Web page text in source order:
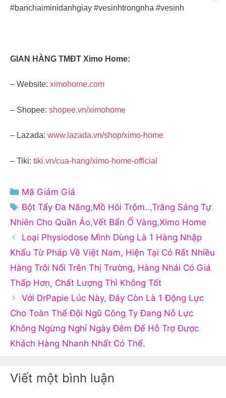
#banchaiminidanhgiay #vesinhtrongnha #vesinh
GIAN HÀNG TMĐT Ximo Home:
– Website: ximohome.com
– Shopee: shopee.vn/ximohome
– Lazada: www.lazada.vn/shop/ximo-home
– Tiki: tiki.vn/cua-hang/ximo-home-official
Danh
mục
Mã Giảm Giá
Thẻ
Bột Tẩy Đa Năng,Mồ Hôi Trộm..,Trắng Sáng Tự
Nhiên Cho Quần Áo,Vết Bẩn Ố Vàng,Ximo Home
Loại Physiodose Mình Dùng Là 1 Hàng Nhập
Khẩu Từ Pháp Về Việt Nam, Hiện Tại Có Rất Nhiều
Hàng Trôi Nổi Trên Thị Trường, Hàng Nhái Có Giá
Thấp Hơn, Chất Lượng Thì Không Tốt
Với DrPapie Lúc Này, Đây Còn Là 1 Động Lực
Cho Toàn Thể Đội Ngũ Công Ty Đang Nỗ Lực
Không Ngừng Nghỉ Ngày Đêm Để Hỗ Trợ Được
Khách Hàng Nhanh Nhất Có Thể.
Viết một bình luận